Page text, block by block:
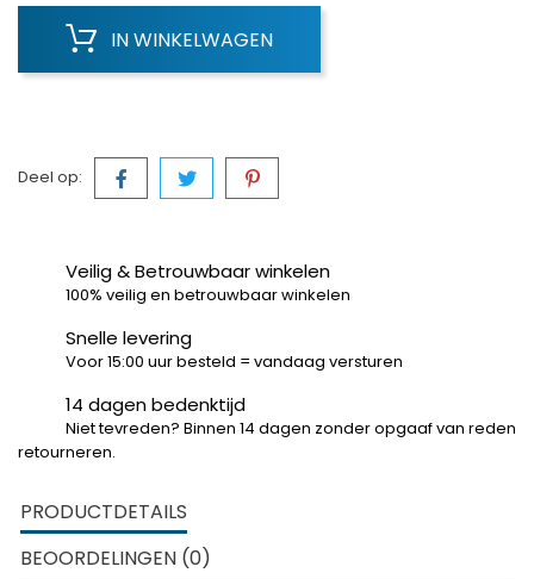
IN WINKELWAGEN
Deel op:
Veilig & Betrouwbaar winkelen
100% veilig en betrouwbaar winkelen
Snelle levering
Voor 15:00 uur besteld = vandaag versturen
14 dagen bedenktijd
Niet tevreden? Binnen 14 dagen zonder opgaaf van reden
retourneren.
PRODUCTDETAILS
BEOORDELINGEN (0)